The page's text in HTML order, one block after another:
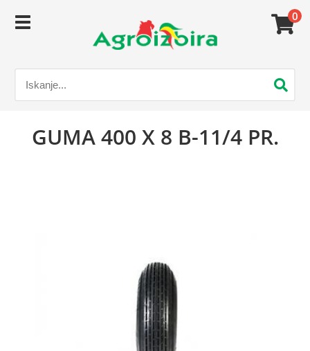
0
GUMA 400 X 8 B-11/4 PR.